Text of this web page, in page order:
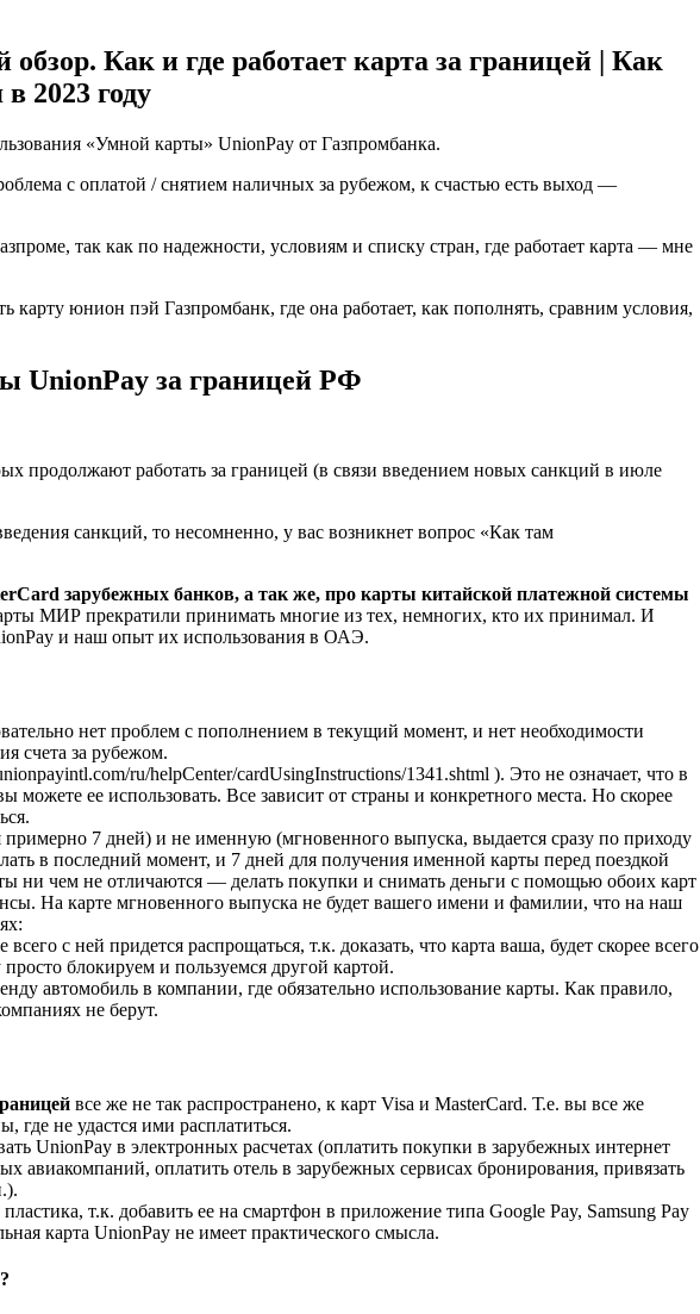
Как и где работает карта за границей | Как
2023 году
«Умной карты» UnionPay от Газпромбанка.
с оплатой / снятием наличных за рубежом, к счастью есть выход —
так как по надежности, условиям и списку стран, где работает карта — мне
карту юнион пэй Газпромбанк, где она работает, как пополнять, сравним условия,
UnionPay за границей РФ
продолжают работать за границей (в связи введением новых санкций в июле
санкций, то несомненно, у вас возникнет вопрос «Как там
зарубежных банков, а так же, про карты китайской платежной системы
МИР прекратили принимать многие из тех, немногих, кто их принимал. И
и наш опыт их использования в ОАЭ.
нет проблем с пополнением в текущий момент, и нет необходимости
счета за рубежом.
ru/helpCenter/cardUsingInstructions/1341.shtml ). Это не означает, что в
ее использовать. Все зависит от страны и конкретного места. Но скорее
7 дней) и не именную (мгновенного выпуска, выдается сразу по приходу
в последний момент, и 7 дней для получения именной карты перед поездкой
ни чем не отличаются — делать покупки и снимать деньги с помощью обоих карт
На карте мгновенного выпуска не будет вашего имени и фамилии, что на наш
всего с ней придется распрощаться, т.к. доказать, что карта ваша, будет скорее всего
блокируем и пользуемся другой картой.
автомобиль в компании, где обязательно использование карты. Как правило,
не берут.
все же не так распространено, к карт Visa и MasterCard. Т.е. вы все же
где не удастся ими расплатиться.
UnionPay в электронных расчетах (оплатить покупки в зарубежных интернет
авиакомпаний, оплатить отель в зарубежных сервисах бронирования, привязать
т.к. добавить ее на смартфон в приложение типа Google Pay, Samsung Pay
карта UnionPay не имеет практического смысла.